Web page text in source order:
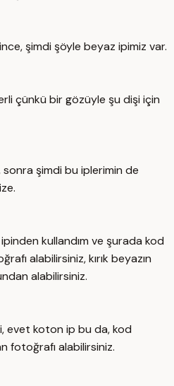
şimdi şöyle beyaz ipimiz var.
çünkü bir gözüyle şu dişi için
şimdi bu iplerimin de
kullandım ve şurada kod
alabilirsiniz, kırık beyazın
alabilirsiniz.
evet koton ip bu da, kod
fotoğrafı alabilirsiniz.